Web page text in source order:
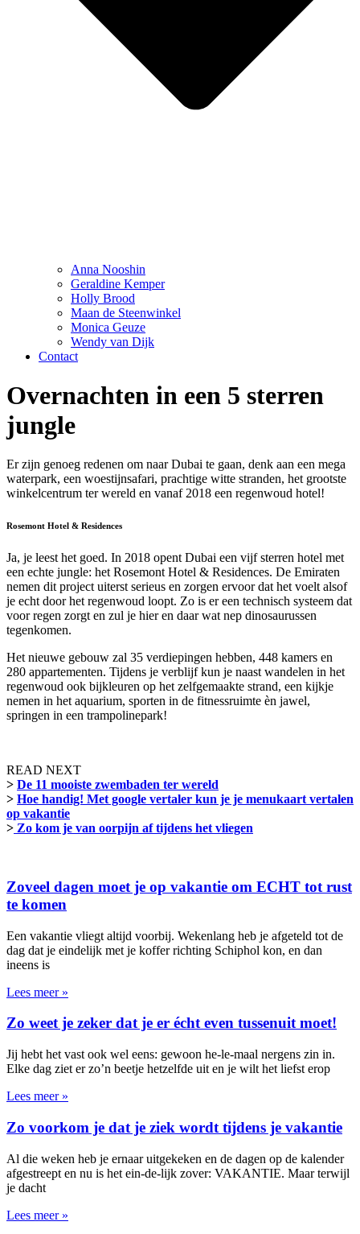
Anna Nooshin
Geraldine Kemper
Holly Brood
Maan de Steenwinkel
Monica Geuze
Wendy van Dijk
Contact
Overnachten in een 5 sterren
jungle
Er zijn genoeg redenen om naar Dubai te gaan, denk aan een mega
waterpark, een woestijnsafari, prachtige witte stranden, het grootste
winkelcentrum ter wereld en vanaf 2018 een regenwoud hotel!
Rosemont Hotel & Residences
Ja, je leest het goed. In 2018 opent Dubai een vijf sterren hotel met
een echte jungle: het Rosemont Hotel & Residences. De Emiraten
nemen dit project uiterst serieus en zorgen ervoor dat het voelt alsof
je echt door het regenwoud loopt. Zo is er een technisch systeem dat
voor regen zorgt en zul je hier en daar wat nep dinosaurussen
tegenkomen.
Het nieuwe gebouw zal 35 verdiepingen hebben, 448 kamers en
280 appartementen. Tijdens je verblijf kun je naast wandelen in het
regenwoud ook bijkleuren op het zelfgemaakte strand, een kijkje
nemen in het aquarium, sporten in de fitnessruimte èn jawel,
springen in een trampolinepark!
READ NEXT
> De 11 mooiste zwembaden ter wereld
> Hoe handig! Met google vertaler kun je je menukaart vertalen
op vakantie
> Zo kom je van oorpijn af tijdens het vliegen
Zoveel dagen moet je op vakantie om ECHT tot rust
te komen
Een vakantie vliegt altijd voorbij. Wekenlang heb je afgeteld tot de
dag dat je eindelijk met je koffer richting Schiphol kon, en dan
ineens is
Lees meer »
Zo weet je zeker dat je er écht even tussenuit moet!
Jij hebt het vast ook wel eens: gewoon he-le-maal nergens zin in.
Elke dag ziet er zo’n beetje hetzelfde uit en je wilt het liefst erop
Lees meer »
Zo voorkom je dat je ziek wordt tijdens je vakantie
Al die weken heb je ernaar uitgekeken en de dagen op de kalender
afgestreept en nu is het ein-de-lijk zover: VAKANTIE. Maar terwijl
je dacht
Lees meer »